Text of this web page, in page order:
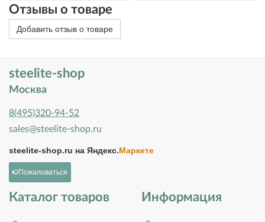
Отзывы о товаре
Добавить отзыв о товаре
steelite-shop
Москва
8(495)320-94-52
sales@steelite-shop.ru
steelite-shop.ru на Яндекс.Маркете
Пожаловаться
Каталог товаров Информация